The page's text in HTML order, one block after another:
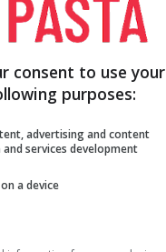
dovrà
e, per ogni 70 gr
di ebollizione,
essere al
consent to use your
purposes:
advertising and content
services development
a device